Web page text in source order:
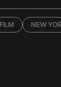
FILM NEW